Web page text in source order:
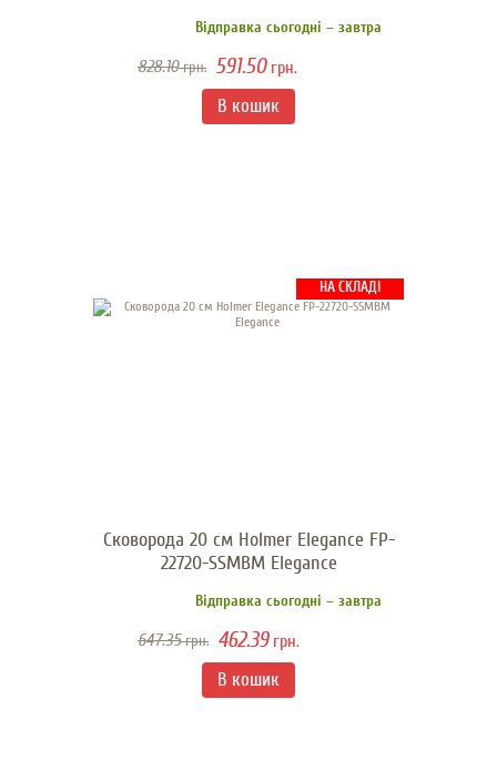
Відправка сьогодні – завтра
828.10грн. 591.50грн.
НА СКЛАДІ
Сковорода 20 см Hоlmer Elegance FP-
22720-SSMBM Elegance
Відправка сьогодні – завтра
647.35грн. 462.39грн.